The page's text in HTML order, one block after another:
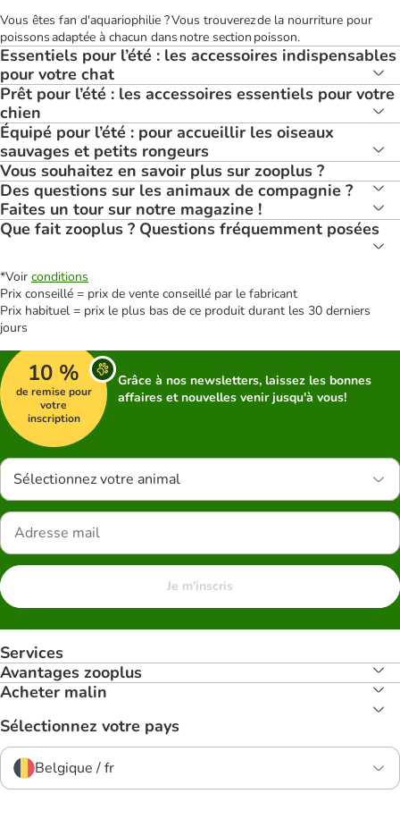
Vous êtes fan d'aquariophilie ? Vous trouverez de la nourriture pour
poissons adaptée à chacun dans notre section poisson.
Essentiels pour l’été : les accessoires indispensables
pour votre chat
Prêt pour l’été : les accessoires essentiels pour votre
chien
Équipé pour l’été : pour accueillir les oiseaux
sauvages et petits rongeurs
Vous souhaitez en savoir plus sur zooplus ?
Des questions sur les animaux de compagnie ?
Faites un tour sur notre magazine !
Que fait zooplus ? Questions fréquemment posées
*Voir conditions
Prix conseillé = prix de vente conseillé par le fabricant
Prix habituel = prix le plus bas de ce produit durant les 30 derniers
jours
10 %
de remise pour
votre
inscription
Grâce à nos newsletters, laissez les bonnes
affaires et nouvelles venir jusqu'à vous!
Sélectionnez votre animal
Je m'inscris
Services
Avantages zooplus
Acheter malin
Sélectionnez votre pays
Belgique / fr